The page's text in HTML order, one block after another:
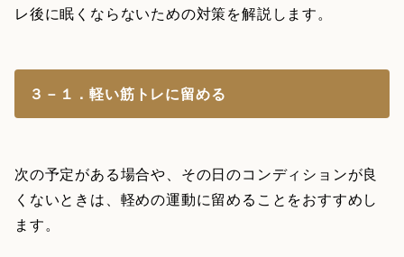
レ後に眠くならないための対策を解説します。
３－１．軽い筋トレに留める
次の予定がある場合や、その日のコンディションが良
くないときは、軽めの運動に留めることをおすすめし
ます。